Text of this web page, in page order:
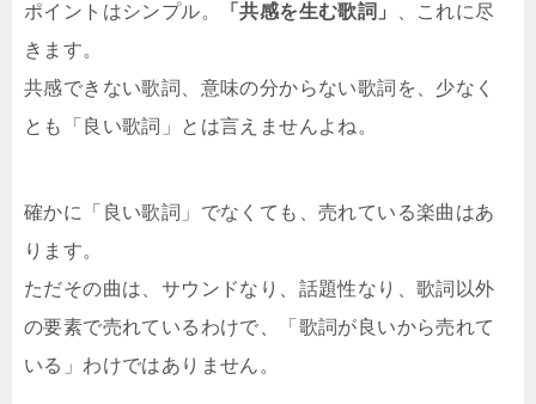
ポイントはシンプル。 「共感を生む歌詞」
、これに尽
きます。
共感できない歌詞、意味の分からない歌詞を、少なく
とも「良い歌詞」とは言えませんよね。
確かに「良い歌詞」でなくても、売れている楽曲はあ
ります。
ただその曲は、サウンドなり、話題性なり、歌詞以外
の要素で売れているわけで、「歌詞が良いから売れて
いる」わけではありません。